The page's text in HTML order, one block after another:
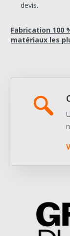
devis.
Fabrication 100
matériaux les